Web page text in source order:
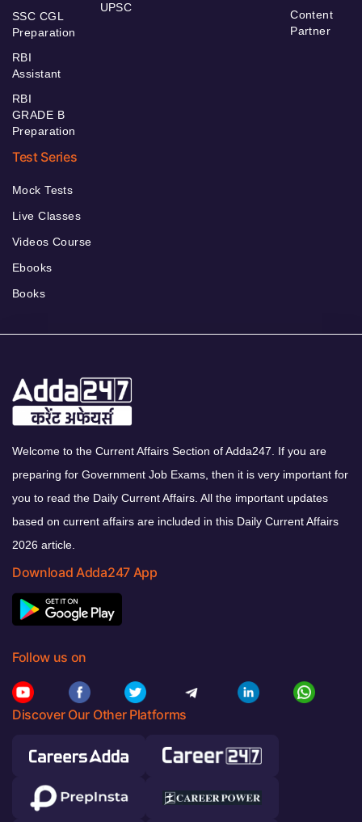
SSC CGL
Preparation
RBI
Assistant
RBI
GRADE B
Preparation
UPSC
Content
Partner
Test Series
Mock Tests
Live Classes
Videos Course
Ebooks
Books
Welcome to the Current Affairs Section of Adda247. If you are
preparing for Government Job Exams, then it is very important for
you to read the Daily Current Affairs. All the important updates
based on current affairs are included in this Daily Current Affairs
2026 article.
Download Adda247 App
Follow us on
Discover Our Other Platforms